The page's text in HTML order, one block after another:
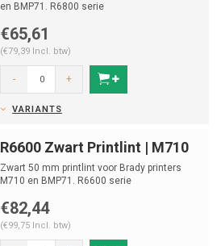
en BMP71. R6800 serie
€65,61
(€79,39 Incl. btw)
- +
VARIANTS
R6600 Zwart Printlint | M710
Zwart 50 mm printlint voor Brady printers
M710 en BMP71. R6600 serie
€82,44
(€99,75 Incl. btw)